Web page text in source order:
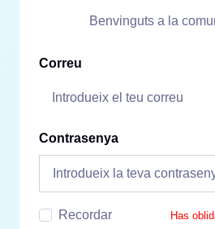
Benvinguts a la
Correu
Contrasenya
Recordar Has